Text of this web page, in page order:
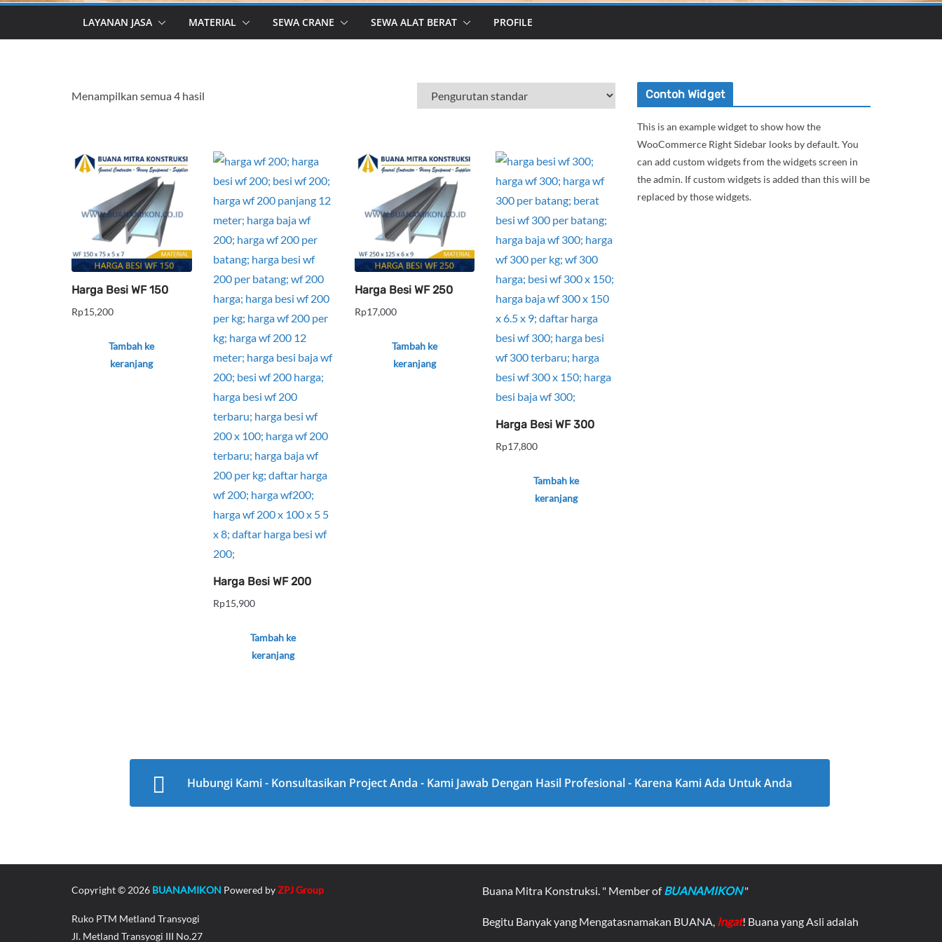
LAYANAN JASA MATERIAL SEWA CRANE SEWA ALAT BERAT PROFILE
Menampilkan semua 4 hasil
Harga Besi WF 150
Rp15,200
Tambah ke
keranjang
Harga Besi WF 200
Rp15,900
Tambah ke
keranjang
Harga Besi WF 250
Rp17,000
Tambah ke
keranjang
Harga Besi WF 300
Rp17,800
Tambah ke
keranjang
Contoh Widget
This is an example widget to show how the
WooCommerce Right Sidebar looks by default. You
can add custom widgets from the widgets screen in
the admin. If custom widgets is added than this will be
replaced by those widgets.
Hubungi Kami - Konsultasikan Project Anda - Kami Jawab Dengan Hasil Profesional - Karena Kami Ada Untuk Anda
Copyright © 2026 BUANAMIKON Powered byZPJ Group
Ruko PTM Metland Transyogi
Jl. Metland Transyogi III No.27
Buana Mitra Konstruksi. " Member ofBUANAMIKON"
Begitu Banyak yang Mengatasnamakan BUANA, Ingat! Buana yang Asli adalah